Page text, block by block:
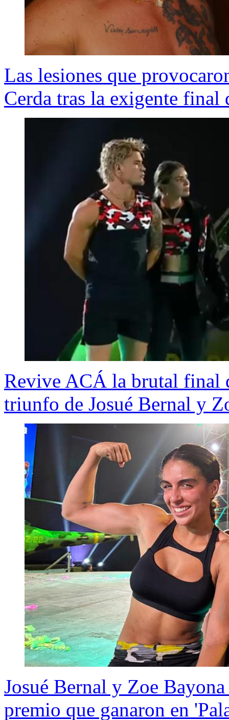
Las lesiones que
Cerda tras la exigente final
Revive ACÁ la brutal final
triunfo de Josué Bernal y
Josué Bernal y Zoe
premio que ganaron en